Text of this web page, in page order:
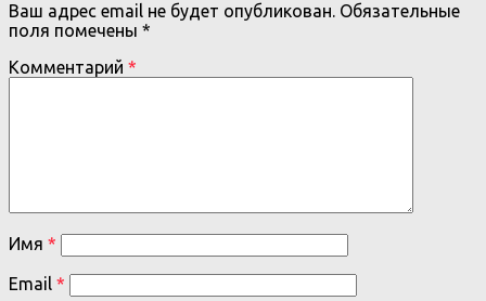
Ваш адрес email не будет опубликован. Обязательные
поля помечены *
Комментарий *
Имя *
Email *